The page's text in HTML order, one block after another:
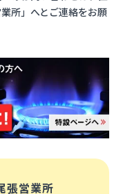
所」へとご連絡をお願
張営業所